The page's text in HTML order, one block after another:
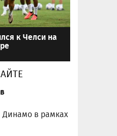
к Челси на
Динамо в рамках